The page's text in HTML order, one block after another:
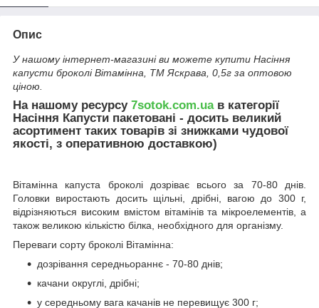
Опис
У нашому інтернет-магазині ви можете купити Насіння
капусти броколі Вітамінна, ТМ Яскрава, 0,5г за оптовою
ціною.
На нашому ресурсу 7sotok.com.uaв категорії
Насіння Капусти пакетовані - досить великий
асортимент таких товарів зі знижками чудової
якості, з оперативною доставкою)
Вітамінна капуста броколі дозріває всього за 70-80 днів.
Головки виростають досить щільні, дрібні, вагою до 300 г,
відрізняються високим вмістом вітамінів та мікроелементів, а
також великою кількістю білка, необхідного для організму.
Переваги сорту броколі Вітамінна:
дозрівання середньораннє - 70-80 днів;
качани округлі, дрібні;
у середньому вага качанів не перевищує 300 г;